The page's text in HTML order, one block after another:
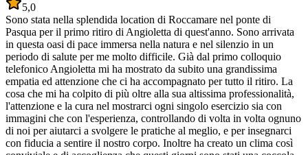
5,0
Sono stata nella splendida location di Roccamare nel ponte di
Pasqua per il primo ritiro di Angioletta di quest'anno. Sono arrivata
in questa oasi di pace immersa nella natura e nel silenzio in un
periodo di salute per me molto difficile. Già dal primo colloquio
telefonico Angioletta mi ha mostrato da subito una grandissima
empatia ed attenzione che ci ha accompagnato per tutto il ritiro. La
cosa che mi ha colpito di più oltre alla sua altissima professionalità,
l'attenzione e la cura nel mostrarci ogni singolo esercizio sia con
immagini che con l'esperienza, controllando di volta in volta ognuno
di noi per aiutarci a svolgere le pratiche al meglio, e per insegnarci
con fiducia a sentire il nostro corpo. Inoltre ha creato un clima così